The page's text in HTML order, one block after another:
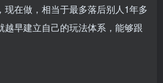
现在做，相当于最多落后别人1年多
越早建立自己的玩法体系，能够跟